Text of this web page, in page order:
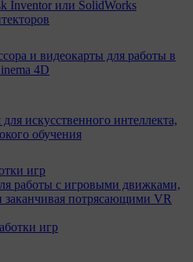
Inventor или SolidWorks
и видеокарты для работы в
4D
искусственного интеллекта,
обучения
игр
работы с игровыми движками,
заканчивая потрясающими VR